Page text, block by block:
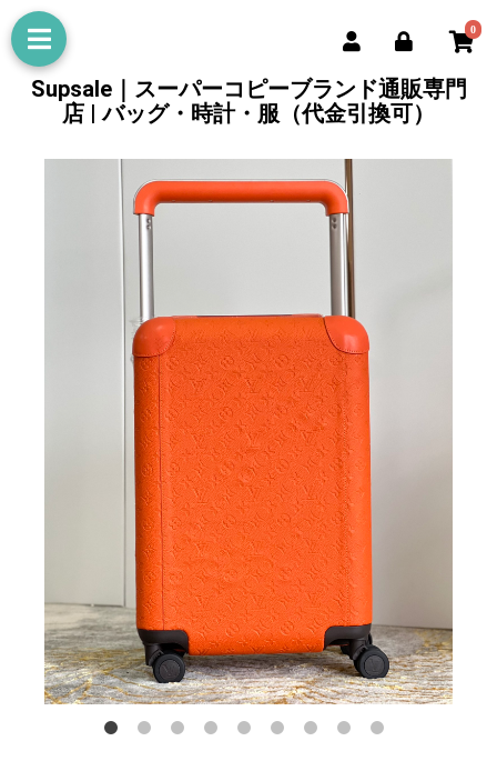
0
Supsale｜スーパーコピーブランド通販専門
店 | バッグ・時計・服（代金引換可）